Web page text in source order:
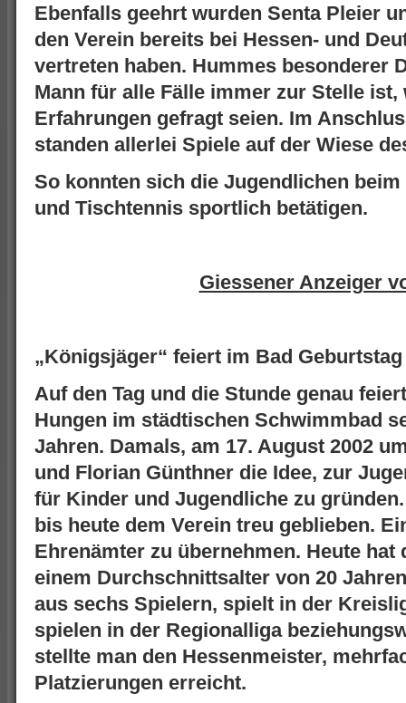
Ebenfalls geehrt wurden Senta Pleier
den Verein bereits bei Hessen- und
vertreten haben. Hummes besonderer
Mann für alle Fälle immer zur Stelle ist,
Erfahrungen gefragt seien. Im
standen allerlei Spiele auf der Wiese
So konnten sich die Jugendlichen
und Tischtennis sportlich betätigen.
Giessener Anzeiger
„Königsjäger“ feiert im Bad Geburtstag
Auf den Tag und die Stunde genau
Hungen im städtischen Schwimmbad
Jahren. Damals, am 17. August 2002
und Florian Günthner die Idee, zur
für Kinder und Jugendliche zu
bis heute dem Verein treu geblieben.
Ehrenämter zu übernehmen. Heute
einem Durchschnittsalter von 20
aus sechs Spielern, spielt in der
spielen in der Regionalliga
stellte man den Hessenmeister,
Platzierungen erreicht.